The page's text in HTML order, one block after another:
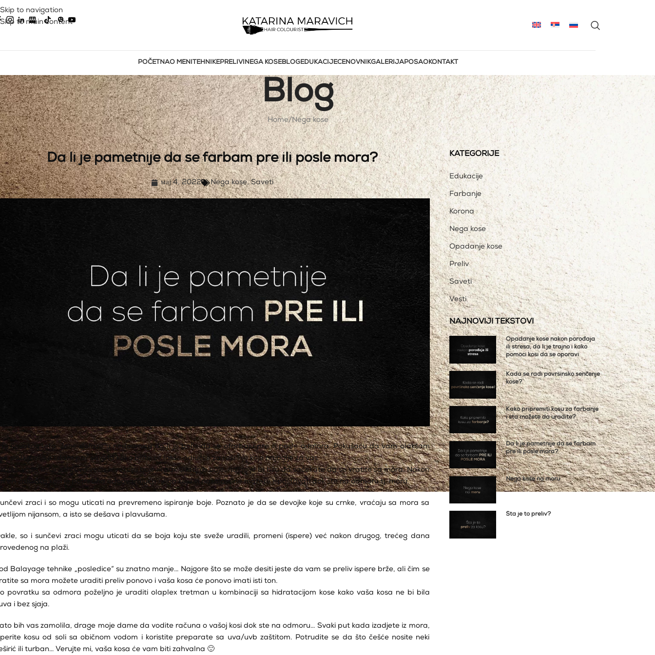
Skip to navigation
Skip to main content
POČETNAO MENI TEHNIKEPRELIVINEGA KOSEBLOGEDUKACIJECENOVNIKGALERIJAPOSAOKONTAKT
Blog
Home Nega kose
Da li je pametnije da se farbam pre ili posle mora?
мај 4, 2022 Nega kose,Saveti
i svakog leta, žene dolaze u nedoumicu da li je bolje da se ofarbaju pre ili posle odmora. Pokušaću da vam olakšam
slatke muke i dam par saveta kako biste se lakše odlučile za rešenje koje najbolje za vas.
vaša kosa zahteva veću korekciju boje ili pak skidanje boje, najbolje bi bilo da sačekate da se vratite sa mora. Nakon
zahvata kosi je potrebna odgovarajuća nega koju vi nažalost ne možete ispoštovati dok ste na odmoru tj. moru.
zraci i so mogu uticati na prevremeno ispiranje boje. Poznato je da se devojke koje su crnke, vraćaju sa mora sa
nijansom, a isto se dešava i plavušama.
so i sunčevi zraci mogu uticati da se boja koju ste sveže uradili, promeni (ispere) već nakon drugog, trećeg dana
na plaži.
Balayage tehnike „posledice“ su znatno manje… Najgore što se može desiti jeste da vam se preliv ispere brže, ali čim se
sa mora možete uraditi preliv ponovo i vaša kosa će ponovo imati isti ton.
povratku sa odmora poželjno je uraditi olaplex tretman u kombinaciji sa hidratacijom kose kako vaša kosa ne bi bila
i bez sjaja.
bih vas zamolila, drage moje dame da vodite računa o vašoj kosi dok ste na odmoru… Svaki put kada izadjete iz mora,
kosu od soli sa običnom vodom i koristite preparate sa uva/uvb zaštitom. Potrudite se da što češće nosite neki
ili turban… Verujte mi, vaša kosa će vam biti zahvalna 🙂
KATEGORIJE
Edukacije
Farbanje
Korona
Nega kose
Opadanje kose
Preliv
Saveti
Vesti
NAJNOVIJI TEKSTOVI
Opadanje kose nakon porođaja
ili stresa, da li je trajno i kako
pomoći kosi da se oporavi
Kada se radi površinsko senčenje
kose?
Kako pripremiti kosu za farbanje
i šta možete da uradite?
Da li je pametnije da se farbam
pre ili posle mora?
Nega kose na moru
Šta je to preliv?